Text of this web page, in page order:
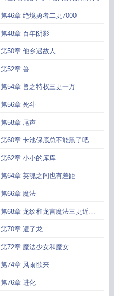
第46章 绝境勇者二更7000
第48章 百年阴影
第50章 他乡遇故人
第52章 兽
第54章 兽之特权三更一万
第56章 死斗
第58章 尾声
第60章 卡池保底总不能黑了吧
第62章 小小的库库
第64章 英魂之间也有差距
第66章 魔法
第68章 龙纹和龙言魔法三更近万
求月票
第70章 遭了龙
第72章 魔法少女和魔女
第74章 风雨欲来
第76章 进化